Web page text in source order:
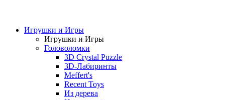
Игрушки и Игры
Игрушки и Игры
Головоломки
3D Crystal Puzzle
3D-Лабиринты
Meffert's
Recent Toys
Из дерева